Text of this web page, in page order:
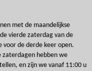
met de maandelijkse
vierde zaterdag van de
voor de derde keer open.
zaterdagen hebben we
en zijn we vanaf 11:00 u